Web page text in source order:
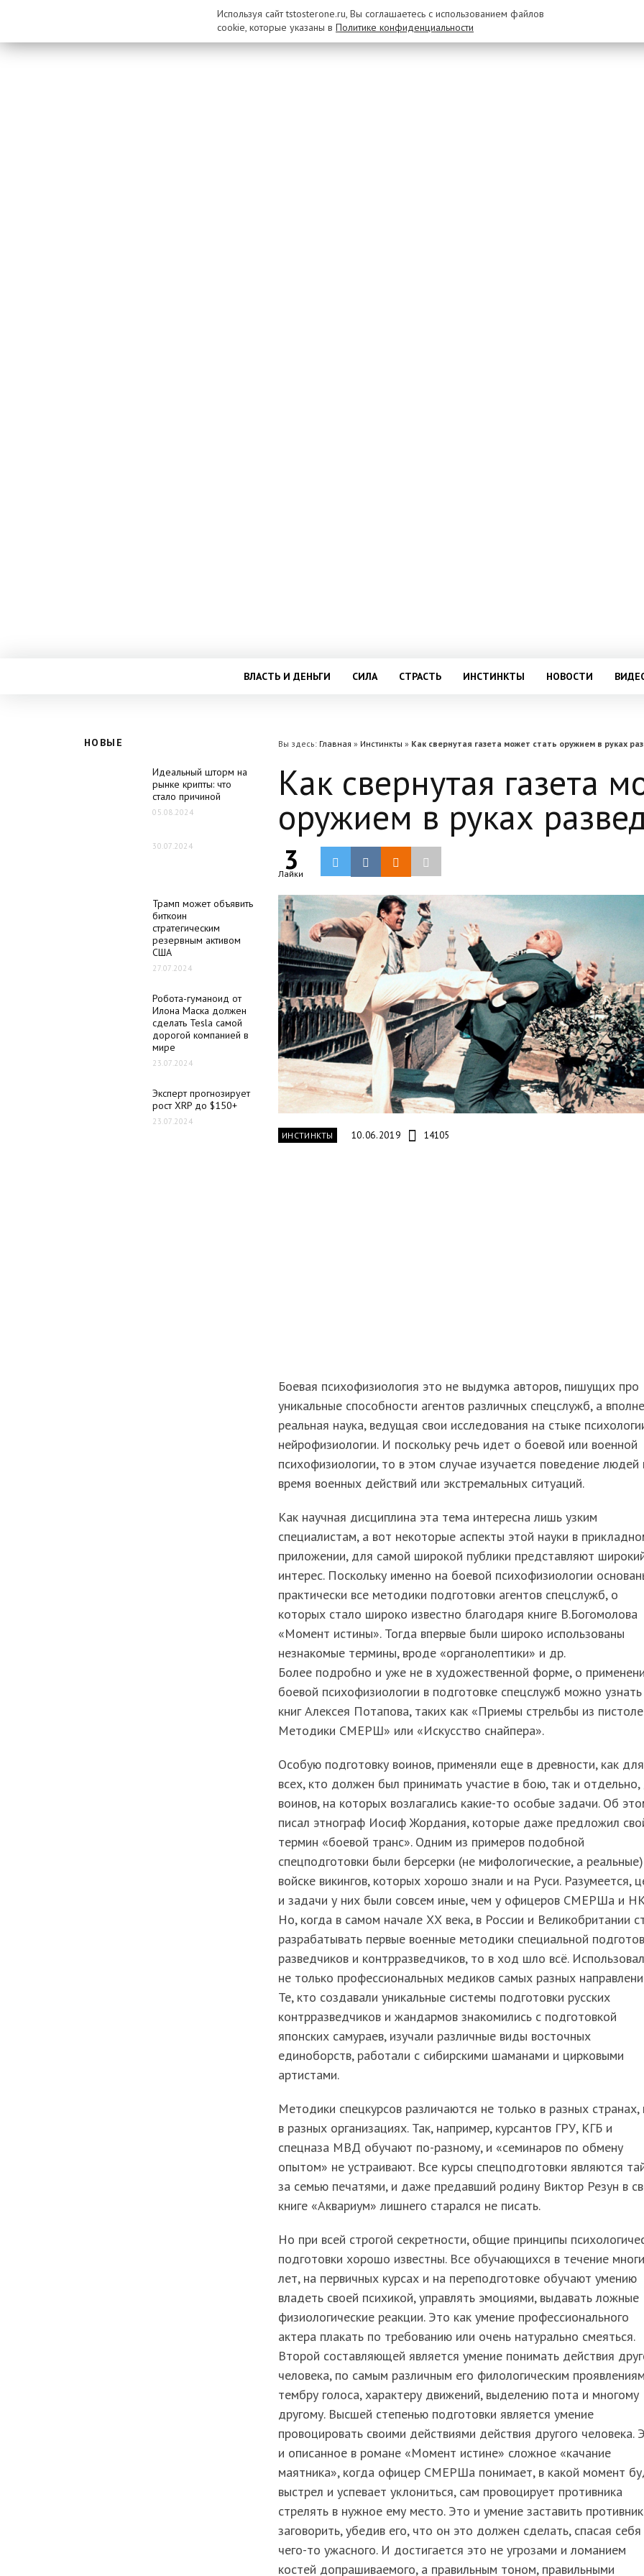
ВЛАСТЬ И ДЕНЬГИ СИЛА СТРАСТЬ ИНСТИНКТЫ НОВОСТИ
НОВЫЕ
Идеальный шторм на
рынке крипты: что
стало причиной
05.08.2024
30.07.2024
Трамп может объявить
биткоин
стратегическим
резервным активом
США
27.07.2024
Робота-гуманоид от
Илона Маска должен
сделать Tesla самой
дорогой компанией в
мире
23.07.2024
Эксперт прогнозирует
рост XRP до $150+
23.07.2024
Вы здесь: Главная » Инстинкты » Как свернутая газета может стать оружием в руках
Как свернутая газета
оружием в руках
3
Лайки
ИНСТИНКТЫ 10.06.2019 14105
Боевая психофизиология это не выдумка авторов, пишущих про
уникальные способности агентов различных спецслужб, а вполне
реальная наука, ведущая свои исследования на стыке
нейрофизиологии. И поскольку речь идет о боевой или военной
психофизиологии, то в этом случае изучается поведение людей
время военных действий или экстремальных ситуаций.
Как научная дисциплина эта тема интересна лишь узким
специалистам, а вот некоторые аспекты этой науки в
приложении, для самой широкой публики представляют
интерес. Поскольку именно на боевой психофизиологии
практически все методики подготовки агентов спецслужб, о
которых стало широко известно благодаря книге В.Богомолова
«Момент истины». Тогда впервые были широко использованы
незнакомые термины, вроде «органолептики» и др.
Более подробно и уже не в художественной форме, о
боевой психофизиологии в подготовке спецслужб можно узнать
книг Алексея Потапова, таких как «Приемы стрельбы из
Методики СМЕРШ» или «Искусство снайпера».
Особую подготовку воинов, применяли еще в древности, как для
всех, кто должен был принимать участие в бою, так и
воинов, на которых возлагались какие-то особые задачи. Об
писал этнограф Иосиф Жордания, которые даже предложил
термин «боевой транс». Одним из примеров подобной
спецподготовки были берсерки (не мифологические, а
войске викингов, которых хорошо знали и на Руси. Разумеется,
и задачи у них были совсем иные, чем у офицеров СМЕРШа и
Но, когда в самом начале ХХ века, в России и Великобритании
разрабатывать первые военные методики специальной
разведчиков и контрразведчиков, то в ход шло всё.
не только профессиональных медиков самых разных
Те, кто создавали уникальные системы подготовки русских
контрразведчиков и жандармов знакомились с подготовкой
японских самураев, изучали различные виды восточных
единоборств, работали с сибирскими шаманами и цирковыми
артистами.
Методики спецкурсов различаются не только в разных странах,
в разных организациях. Так, например, курсантов ГРУ, КГБ и
спецназа МВД обучают по-разному, и «семинаров по обмену
опытом» не устраивают. Все курсы спецподготовки являются
за семью печатями, и даже предавший родину Виктор Резун в
книге «Аквариум» лишнего старался не писать.
Но при всей строгой секретности, общие принципы
подготовки хорошо известны. Все обучающихся в течение
лет, на первичных курсах и на переподготовке обучают умению
владеть своей психикой, управлять эмоциями, выдавать ложные
физиологические реакции. Это как умение профессионального
актера плакать по требованию или очень натурально смеяться.
Второй составляющей является умение понимать действия
человека, по самым различным его филологическим
тембру голоса, характеру движений, выделению пота и многому
другому. Высшей степенью подготовки является умение
провоцировать своими действиями действия другого человека.
и описанное в романе «Момент истине» сложное «качание
маятника», когда офицер СМЕРШа понимает, в какой момент
выстрел и успевает уклониться, сам провоцирует противника
стрелять в нужное ему место. Это и умение заставить
заговорить, убедив его, что он это должен сделать, спасая
чего-то ужасного. И достигается это не угрозами и ломанием
костей допрашиваемого, а правильным тоном, правильными
Используя сайт tstosterone.ru, Вы соглашаетесь с использованием файлов
cookie, которые указаны в Политике конфиденциальности